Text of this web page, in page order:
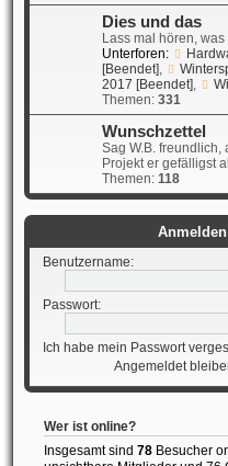
Dies und das
Lass mal hören,
Unterforen:
[Beendet],
2017 [Beendet],
Themen: 331
Wunschzettel
Sag W.B.
Projekt er gefälligst
Themen: 118
Anmelden
Benutzername:
Passwort:
Ich habe mein Passwort
Angemeldet
Wer ist online?
Insgesamt sind 78Besucher